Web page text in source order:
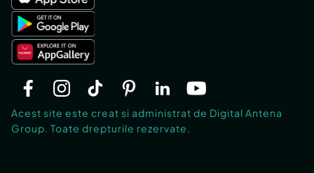
Acest site este creat si administrat de Digital Antena
Group. Toate drepturile rezervate.